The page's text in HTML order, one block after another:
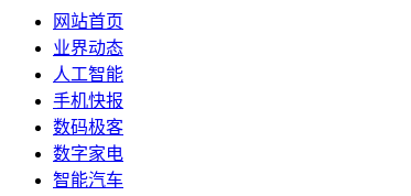
网站首页
业界动态
人工智能
手机快报
数码极客
数字家电
智能汽车